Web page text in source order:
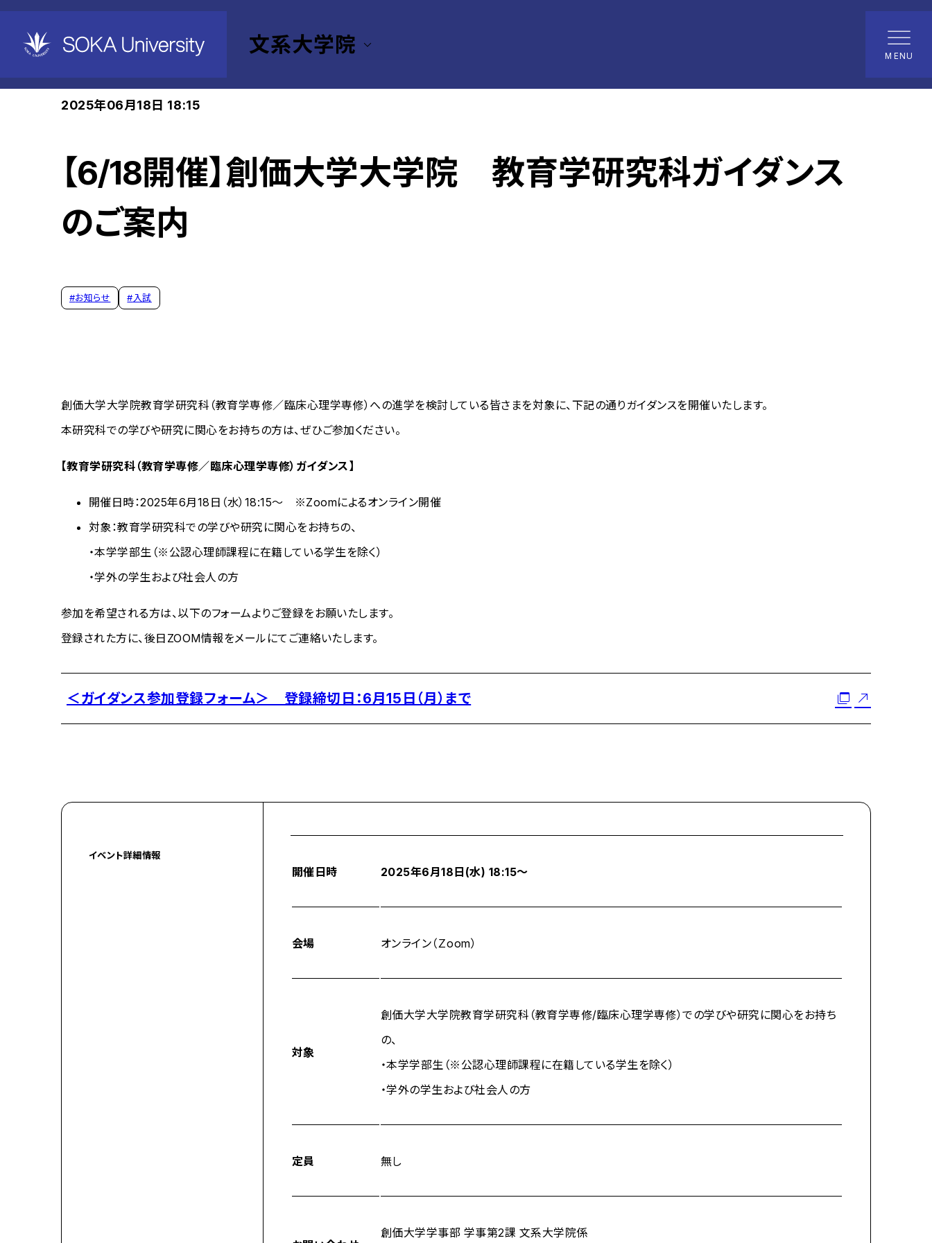
文系大学院 MENU
ホーム 文系大学院 Events
2025年06月18日 18:15
【6/18開催】創価大学大学院 教育学研究科ガイダンス
のご案内
#お知らせ #入試
創価大学大学院教育学研究科（教育学専修／臨床心理学専修）への進学を検討している皆さまを対象に、下記の通りガイダンスを開催いたします。
本研究科での学びや研究に関心をお持ちの方は、ぜひご参加ください。
【教育学研究科（教育学専修／臨床心理学専修）ガイダンス】
開催日時：2025年6月18日（水）18:15～ ※Zoomによるオンライン開催
対象：教育学研究科での学びや研究に関心をお持ちの、
・本学学部生（※公認心理師課程に在籍している学生を除く）
・学外の学生および社会人の方
参加を希望される方は、以下のフォームよりご登録をお願いたします。
登録された方に、後日ZOOM情報をメールにてご連絡いたします。
＜ガイダンス参加登録フォーム＞ 登録締切日：6月15日（月）まで
イベント詳細情報
開催日時 2025年6月18日(水) 18:15～
会場 オンライン（Ｚoom）
対象
創価大学大学院教育学研究科（教育学専修/臨床心理学専修）での学びや研究に関心をお持ち
の、
・本学学部生（※公認心理師課程に在籍している学生を除く）
・学外の学生および社会人の方
定員 無し
創価大学学事部 学事第2課 文系大学院係